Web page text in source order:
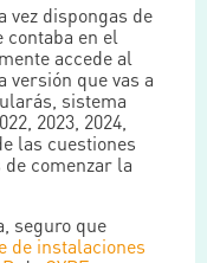
vez dispongas de
contaba en el
accede al
versión que vas a
sistema
2023, 2024,
las cuestiones
comenzar la
seguro que
de instalaciones